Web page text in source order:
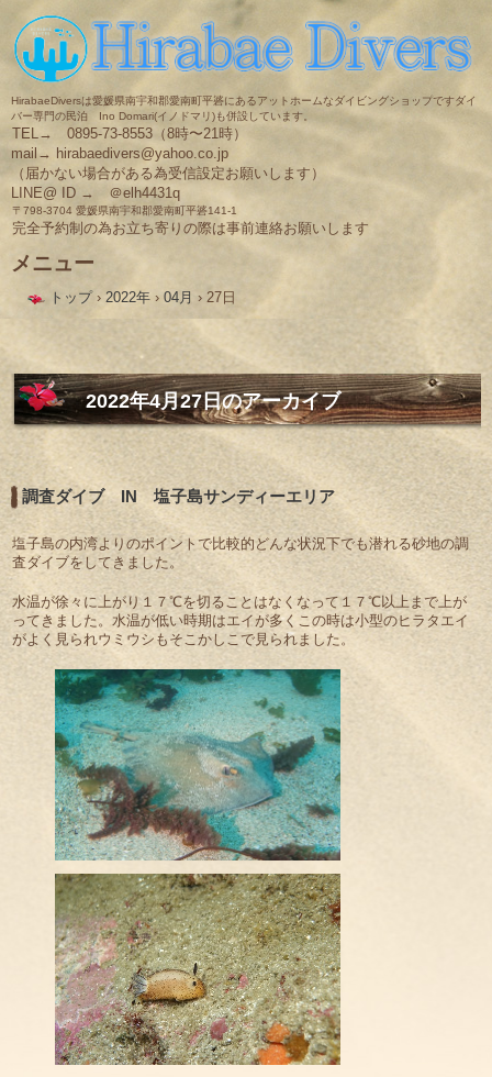
HirabaeDiversは愛媛県南宇和郡愛南町平碆にあるアットホームなダイビングショップですダイ
バー専門の民泊 Ino Domari(イノドマリ)も併設しています。
TEL→ 0895-73-8553（8時〜21時）
mail→ hirabaedivers@yahoo.co.jp
（届かない場合がある為受信設定お願いします）
LINE@ ID → ＠elh4431q
〒798-3704 愛媛県南宇和郡愛南町平碆141-1
完全予約制の為お立ち寄りの際は事前連絡お願いします
メニュー
へ
ス
キ
ッ
プ
トップ › 2022年 › 04月 › 27日
2022年4月27日のアーカイブ
調査ダイブ IN 塩子島サンディーエリア
塩子島の内湾よりのポイントで比較的どんな状況下でも潜れる砂地の調
査ダイブをしてきました。
水温が徐々に上がり１７℃を切ることはなくなって１７℃以上まで上が
ってきました。水温が低い時期はエイが多くこの時は小型のヒラタエイ
がよく見られウミウシもそこかしこで見られました。